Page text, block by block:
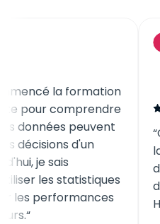
J'avais commencé la
analyste pour
les données
les décisions d'un
Aujourd'hui, je sais
utiliser les
évaluer les
mes joueurs.